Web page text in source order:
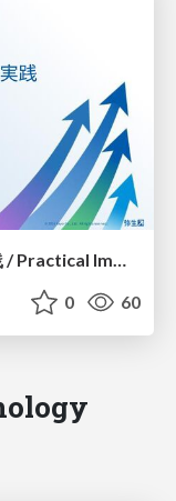
OpenSearch Warm Tier設計の実践 / Practical Implementation of OpenSearch Warm Tier Design
0 60